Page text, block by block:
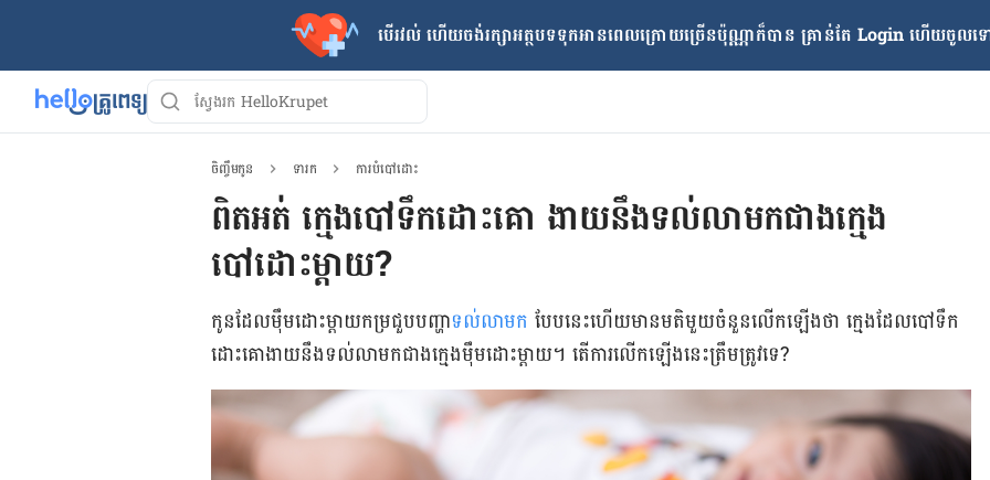
បើរវល់ ហើយចង់​រក្សាអត្ថបទទុកអានពេលក្រោយ​ច្រើនប៉ុណ្ណាក៏បាន គ្រាន់តែ​ Login ហើយចូលទ
ចិញ្ចឹមកូន ទារក ការបំបៅដោះ
ពិតអត់ ក្មេងបៅទឹកដោះគោ ងាយនឹងទល់លាមកជាងក្មេង
បៅដោះម្តាយ?
កូន​ដែល​ម៉ឹម​ដោះ​ម្តាយ​កម្រ​ជួប​បញ្ហា​ទល់​លាមក បែប​នេះ​ហើយ​មាន​មតិ​មួយ​ចំនួន​លើក​ឡើង​ថា ក្មេង​ដែល​បៅ​ទឹក​
ដោះ​គោ​ងាយ​នឹង​ទល់​លាមក​ជាង​ក្មេង​ម៉ឹម​ដោះ​ម្តាយ។ តើ​ការ​លើក​ឡើង​នេះ​ត្រឹម​ត្រូវ​ទេ?